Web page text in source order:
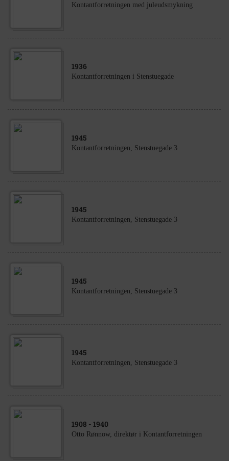
Kontantforretningen med juleudsmykning
1936
Kontantforretningen i Stenstuegade
1945
Kontantforretningen, Stenstuegade 3
1945
Kontantforretningen, Stenstuegade 3
1945
Kontantforretningen, Stenstuegade 3
1945
Kontantforretningen, Stenstuegade 3
1908 - 1940
Otto Rønnow, direktør i Kontantforretningen